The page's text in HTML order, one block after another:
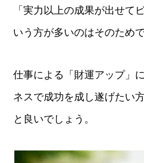
「実力以上の成果が出せて
いう方が多いのはそのため
仕事による「財運アップ」
ネスで成功を成し遂げたい
と良いでしょう。